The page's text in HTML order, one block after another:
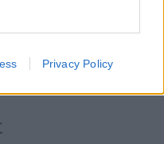
Privacy Policy